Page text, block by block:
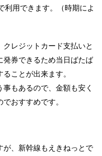
利用できます。（時期によ
レジットカード支払いと
発券できるため当日ばたば
ことが出来ます。
もあるので、金額も安く
おすすめです。
が、新幹線もえきねっとで